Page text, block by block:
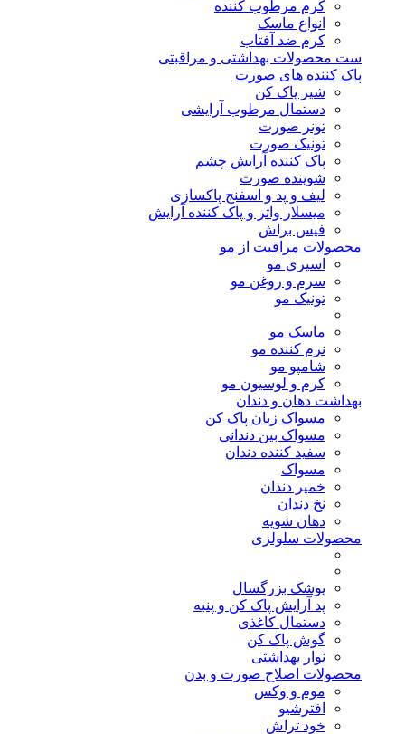
کرم مرطوب کننده
انواع ماسک
کرم ضد آفتاب
ست محصولات بهداشتی و مراقبتی
پاک کننده های صورت
شیر پاک کن
دستمال مرطوب آرایشی
تونر صورت
تونیک صورت
پاک کننده آرایش چشم
شوینده صورت
لیف و پد و اسفنج پاکسازی
میسلار واتر و پاک کننده آرایش
فیس براش
محصولات مراقبت از مو
اسپری مو
سرم و روغن مو
تونیک مو
ماسک مو
نرم کننده مو
شامپو مو
کرم و لوسیون مو
بهداشت دهان و دندان
مسواک زبان پاک کن
مسواک بین دندانی
سفید کننده دندان
مسواک
خمیر دندان
نخ دندان
دهان شویه
محصولات سلولزی
پوشک بزرگسال
پد آرایش پاک کن و پنبه
دستمال کاغذی
گوش پاک کن
نوار بهداشتی
محصولات اصلاح صورت و بدن
موم و وکس
افترشیو
خود تراش